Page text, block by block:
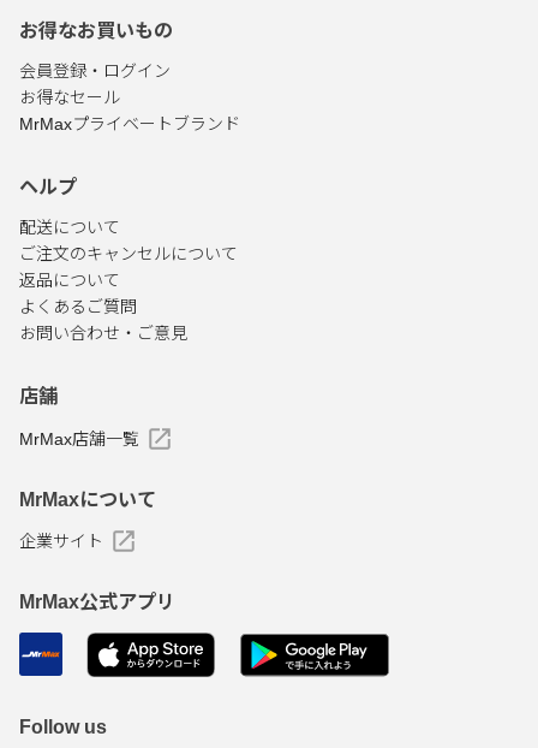
お得なお買いもの
会員登録・ログイン
お得なセール
MrMaxプライベートブランド
ヘルプ
配送について
ご注文のキャンセルについて
返品について
よくあるご質問
お問い合わせ・ご意見
店舗
MrMax店舗一覧
MrMaxについて
企業サイト
MrMax公式アプリ
Follow us